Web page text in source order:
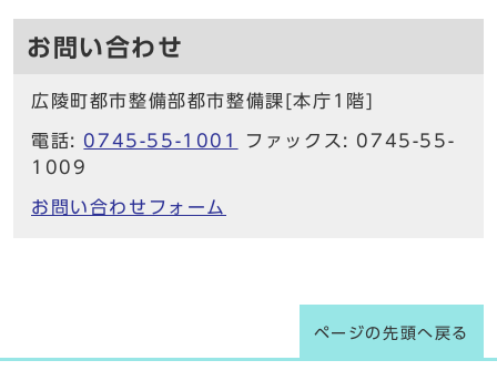
お問い合わせ
広陵町都市整備部都市整備課[本庁1階]
電話: 0745-55-1001
ファックス: 0745-55-
1009
お問い合わせフォーム
ページの先頭へ戻る